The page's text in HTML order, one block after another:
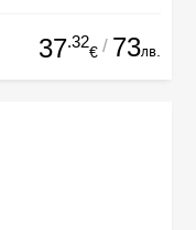
37.32
€ / 73лв.